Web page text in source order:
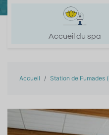
Accueil du spa
Accueil Station de Fumades